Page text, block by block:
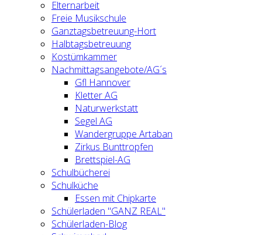
Elternarbeit
Freie Musikschule
Ganztagsbetreuung-Hort
Halbtagsbetreuung
Kostümkammer
Nachmittagsangebote/AG´s
Gfl Hannover
Kletter AG
Naturwerkstatt
Segel AG
Wandergruppe Artaban
Zirkus Bunttropfen
Brettspiel-AG
Schulbücherei
Schulküche
Essen mit Chipkarte
Schülerladen "GANZ REAL"
Schülerladen-Blog